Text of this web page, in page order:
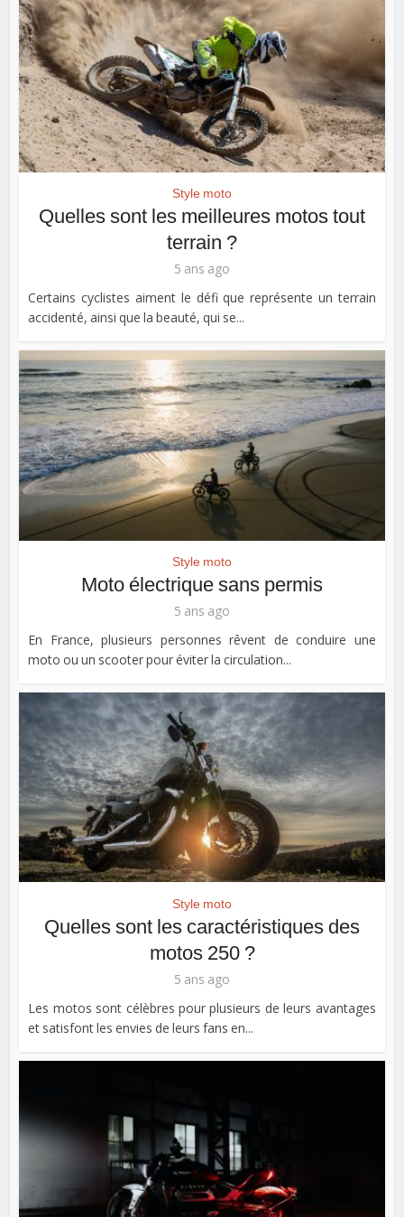
Style moto
Quelles sont les meilleures motos tout
terrain ?
5 ans ago
Certains cyclistes aiment le défi que représente un terrain
accidenté, ainsi que la beauté, qui se...
Style moto
Moto électrique sans permis
5 ans ago
En France, plusieurs personnes rêvent de conduire une
moto ou un scooter pour éviter la circulation...
Style moto
Quelles sont les caractéristiques des
motos 250 ?
5 ans ago
Les motos sont célèbres pour plusieurs de leurs avantages
et satisfont les envies de leurs fans en...